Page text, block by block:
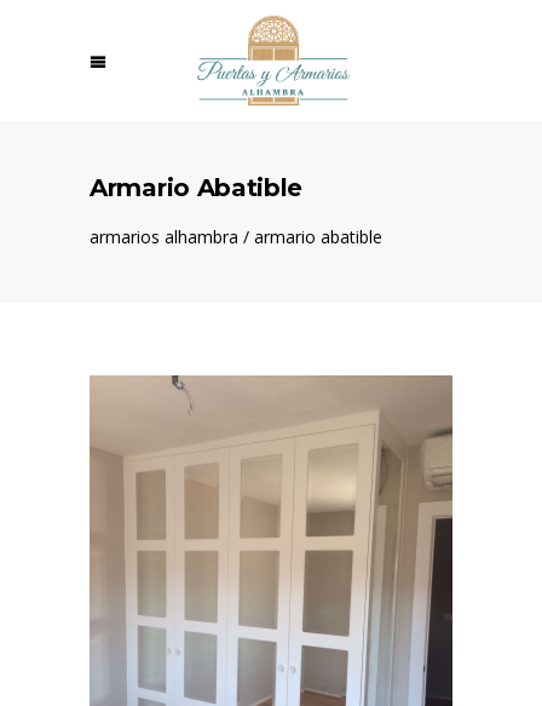
Armario Abatible
armarios alhambra / armario abatible